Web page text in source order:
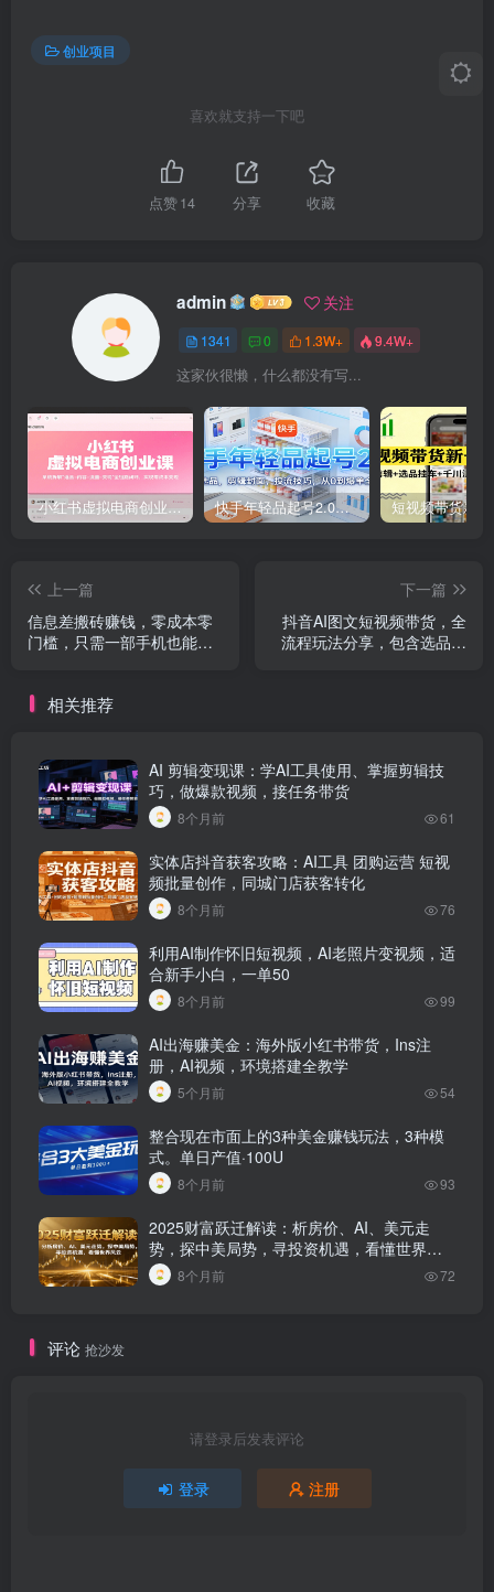
创业项目
喜欢就支持一下吧
点赞14 分享 收藏
admin 关注
1341 0 1.3W+ 9.4W+
这家伙很懒，什么都没有写...
小红书虚拟电商创业课，系统拆解选品-内容-流量-变现，实现零成本变现 快手年轻品起号2.0：养号选品，剪辑封面，投流技巧，从0到爆单全流程
上一篇
信息差搬砖赚钱，零成本零
门槛，只需一部手机也能轻
下一篇
抖音AI图文短视频带货，全
流程玩法分享，包含选品思
相关推荐
AI 剪辑变现课：学AI工具使用、掌握剪辑技
巧，做爆款视频，接任务带货
8个月前 61
实体店抖音获客攻略：AI工具 团购运营 短视
频批量创作，同城门店获客转化
8个月前 76
利用AI制作怀旧短视频，AI老照片变视频，适
合新手小白，一单50
8个月前 99
AI出海赚美金：海外版小红书带货，Ins注
册，AI视频，环境搭建全教学
5个月前 54
整合现在市面上的3种美金赚钱玩法，3种模
式。单日产值·100U
8个月前 93
2025财富跃迁解读：析房价、AI、美元走
势，探中美局势，寻投资机遇，看懂世界风
云
8个月前 72
评论 抢沙发
请登录后发表评论
登录 注册